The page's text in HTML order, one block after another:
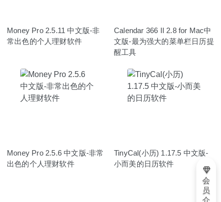
Money Pro 2.5.11 中文版-非
常出色的个人理财软件
Calendar 366 II 2.8 for Mac中
文版-最为强大的菜单栏日历提
醒工具
Money Pro 2.5.6 中文版-非常
出色的个人理财软件
TinyCal(小历) 1.17.5 中文版-
小而美的日历软件
会
员
介